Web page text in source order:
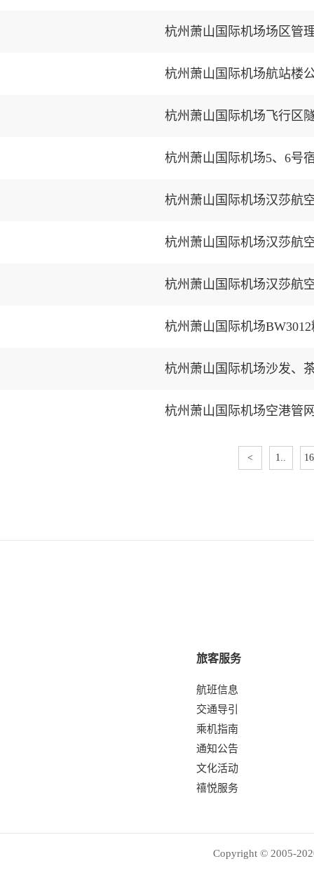
杭州萧山国际机场场区管
杭州萧山国际机场航站楼
杭州萧山国际机场飞行区
杭州萧山国际机场5、6号
杭州萧山国际机场汉莎航
杭州萧山国际机场
杭州萧山国际机场沙发、
杭州萧山国际机场空港管
< 1..
旅客服务
航班信息
交通导引
乘机指南
通知公告
文化活动
禧悦服务
Copyright © 2005-